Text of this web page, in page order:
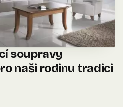
soupravy
naši rodinu tradici